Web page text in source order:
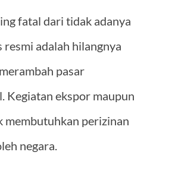
fatal dari tidak adanya
adalah hilangnya
pasar
Kegiatan ekspor maupun
membutuhkan perizinan
negara.